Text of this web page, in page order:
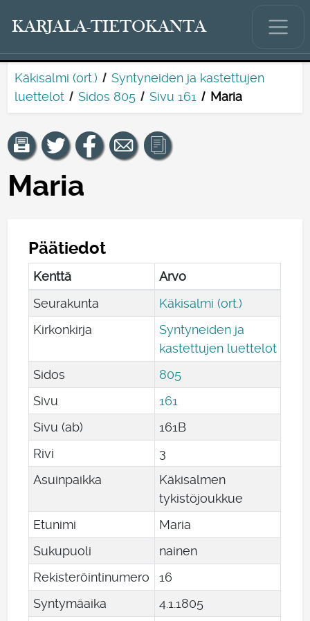
KARJALA-TIETOKANTA
Käkisalmi (ort.)
Syntyneiden ja kastettujen
luettelot
Sidos 805 Sivu 161 Maria
Maria
Päätiedot
Kenttä
Arvo
Seurakunta
Käkisalmi (ort.)
Kirkonkirja
Syntyneiden ja
kastettujen luettelot
Sidos
805
Sivu
161
Sivu (ab)
161B
Rivi
3
Asuinpaikka
Käkisalmen
tykistöjoukkue
Etunimi
Maria
Sukupuoli
nainen
Rekisteröintinumero
16
Syntymäaika
4.1 1805